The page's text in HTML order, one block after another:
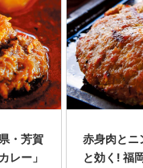
・芳賀
レー」
赤身肉とニ
と効く! 福